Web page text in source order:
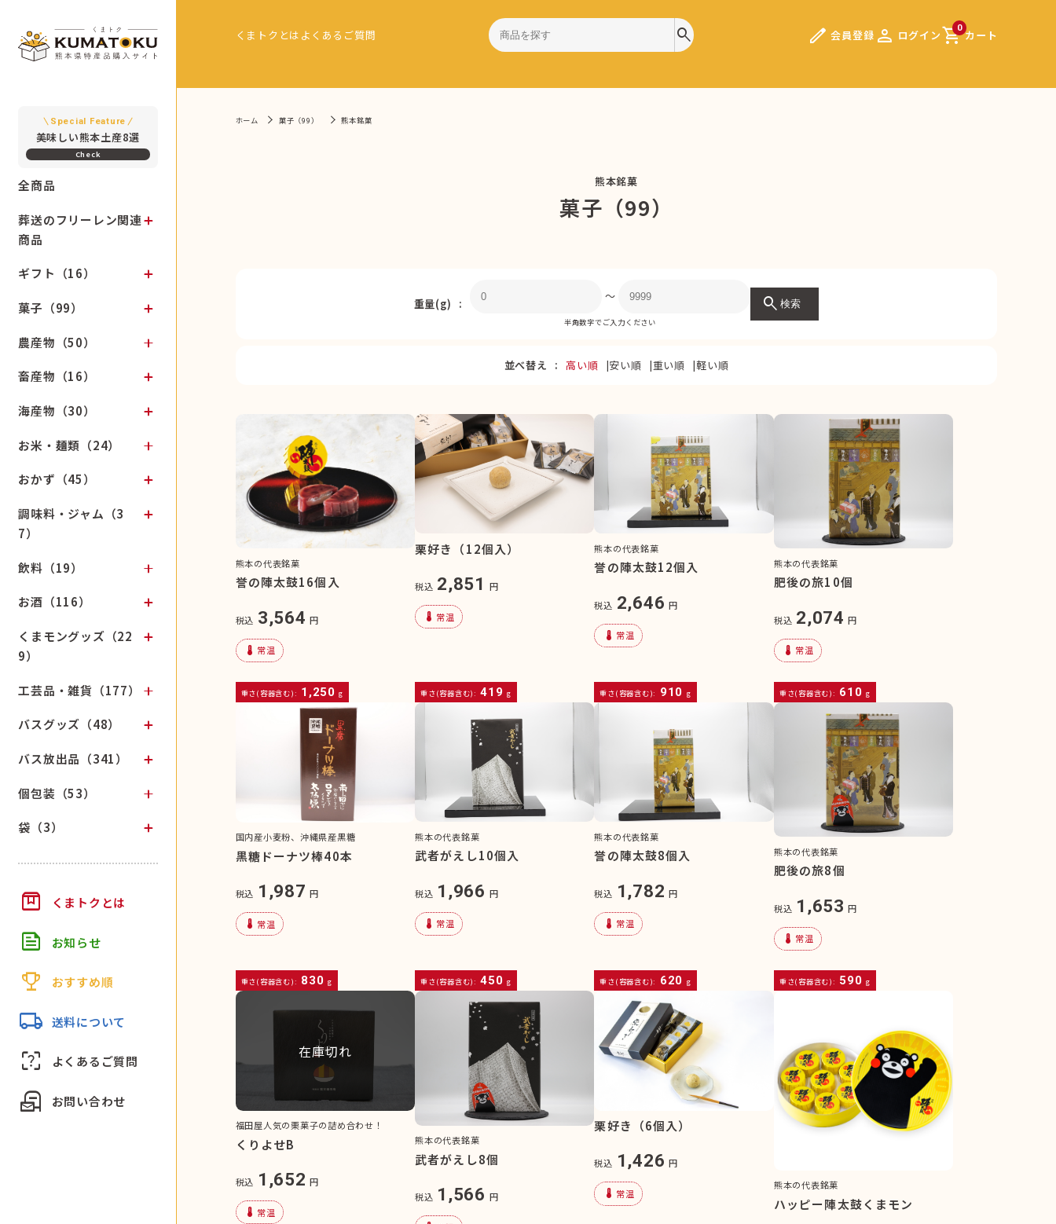
Special Feature
美味しい熊本土産8選
全商品
葬送のフリーレン関連
商品
ギフト（16）
菓子（99）
農産物（50）
畜産物（16）
海産物（30）
お米・麺類（24）
おかず（45）
調味料・ジャム（3
7）
飲料（19）
お酒（116）
くまモングッズ（22
9）
工芸品・雑貨（177）
バスグッズ（48）
バス放出品（341）
個包装（53）
袋（3）
box くまトクとは
feed お知らせ
trophy おすすめ順
local_shipping 送料について
indeterminate_question_box よくあるご質問
local_post_office お問い合わせ
くまトクとは よくあるご質問 search edit 会員登録 person ログイン 0
shopping_cartカート
ホーム 菓子（99） 熊本銘菓
熊本銘菓
菓子（99）
重量(g)
〜
半角数字でご入力ください
search 検索
並べ替え 高い順 安い順 重い順 軽い順
熊本の代表銘菓
誉の陣太鼓16個入
税込 3,564 円
device_thermostat 常温
重さ(容器含む): 1,250 g
栗好き（12個入）
税込 2,851 円
device_thermostat 常温
重さ(容器含む): 419 g
熊本の代表銘菓
誉の陣太鼓12個入
税込 2,646 円
device_thermostat 常温
重さ(容器含む): 910 g
熊本の代表銘菓
肥後の旅10個
税込 2,074 円
device_thermostat 常温
重さ(容器含む): 610 g
国内産小麦粉、沖縄県産黒糖
黒糖ドーナツ棒40本
税込 1,987 円
device_thermostat 常温
重さ(容器含む): 830 g
熊本の代表銘菓
武者がえし10個入
税込 1,966 円
device_thermostat 常温
重さ(容器含む): 450 g
熊本の代表銘菓
誉の陣太鼓8個入
税込 1,782 円
device_thermostat 常温
重さ(容器含む): 620 g
熊本の代表銘菓
肥後の旅8個
税込 1,653 円
device_thermostat 常温
重さ(容器含む): 590 g
在庫切れ
福田屋人気の栗菓子の詰め合わせ！
くりよせB
税込 1,652 円
device_thermostat 常温
熊本の代表銘菓
武者がえし8個
税込 1,566 円
栗好き（6個入）
税込 1,426 円
device_thermostat 常温
熊本の代表銘菓
ハッピー陣太鼓くまモン